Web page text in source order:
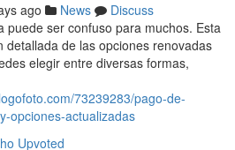
ago News
Discuss
puede ser confuso para muchos. Esta
detallada de las opciones renovadas
elegir entre diversas formas,
73239283/pago-de-
opciones-actualizadas
Upvoted